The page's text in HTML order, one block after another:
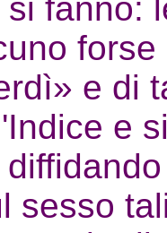
fanno:
e di
e
sesso